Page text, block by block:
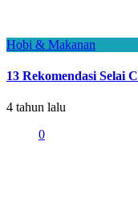
Hobi & Makanan
13 Rekomendasi Selai
4 tahun lalu
0